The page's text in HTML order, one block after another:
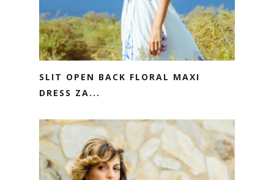
SLIT OPEN BACK FLORAL MAXI
DRESS ZA...